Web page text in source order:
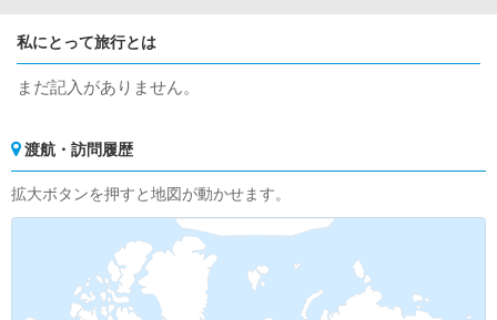
私にとって旅行とは
まだ記入がありません。
渡航・訪問履歴
拡大ボタンを押すと地図が動かせます。